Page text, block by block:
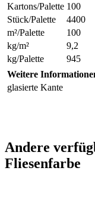
Kartons/Palette 100
Stück/Palette
4400
m²/Palette
100
kg/m²
9,2
kg/Palette
945
Weitere
glasierte Kante
Andere
Fliesenfarbe